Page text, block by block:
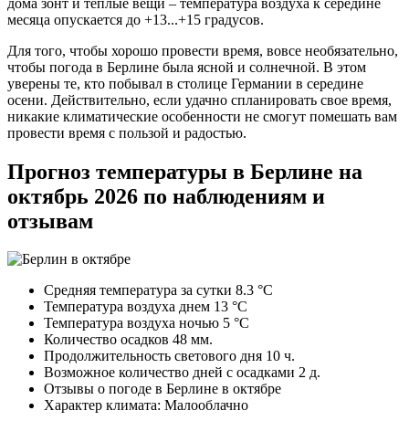
месяца опускается до +13...+15 градусов.
Для того, чтобы хорошо провести время, вовсе необязательно,
чтобы погода в Берлине была ясной и солнечной. В этом
уверены те, кто побывал в столице Германии в середине
осени. Действительно, если удачно спланировать свое время,
никакие климатические особенности не смогут помешать вам
провести время с пользой и радостью.
Прогноз температуры в Берлине на
октябрь 2026 по наблюдениям и
отзывам
Средняя температура за сутки 8.3 °C
Температура воздуха днем 13 °C
Температура воздуха ночью 5 °C
Количество осадков 48 мм.
Продолжительность светового дня 10 ч.
Возможное количество дней с осадками 2 д.
Отзывы о погоде в Берлине в октябре
Характер климата: Малооблачно